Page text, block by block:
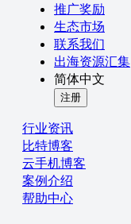
推广奖励
生态市场
联系我们
出海资源汇集
简体中文
注册
行业资讯
比特博客
云手机博客
案例介绍
帮助中心